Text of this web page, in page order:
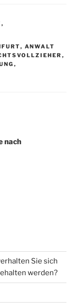
,
, ANWALT
,
,
nach
Sie sich
werden?